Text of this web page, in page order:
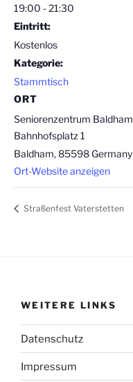
19:00 - 21:30
Eintritt:
Kostenlos
Kategorie:
Stammtisch
ORT
Seniorenzentrum Baldham
Bahnhofsplatz 1
Baldham,85598 Germany
Ort-Website anzeigen
Straßenfest Vaterstetten
WEITERE LINKS
Datenschutz
Impressum